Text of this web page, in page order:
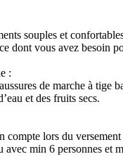
souples et
dont vous avez besoin
:
de marche à tige
et des fruits secs.
compte lors du
avec min 6 personnes et